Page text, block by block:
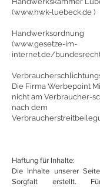
(www.hwk-luebeck.de )
Handwerksordnung
(www.gesetze-im-
internet.de/
Die Firma Werbepoint
nicht am Verbraucher-
nach dem
Haftung für Inhalte:
Die Inhalte unserer
Sorgfalt erstellt.